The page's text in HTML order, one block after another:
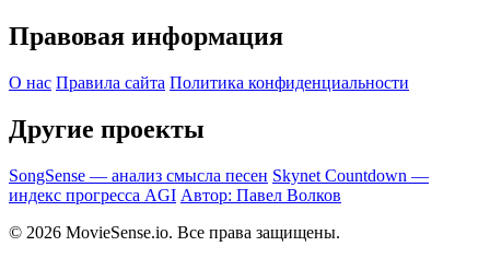
Правовая информация
О нас Правила сайта Политика конфиденциальности
Другие проекты
SongSense — анализ смысла песен Skynet Countdown —
индекс прогресса AGI Автор: Павел Волков
© 2026 MovieSense.io. Все права защищены.